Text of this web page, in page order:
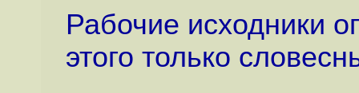
Рабочие исходники
этого только